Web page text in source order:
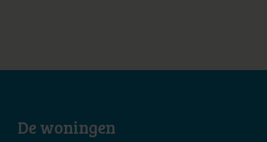
De woningen